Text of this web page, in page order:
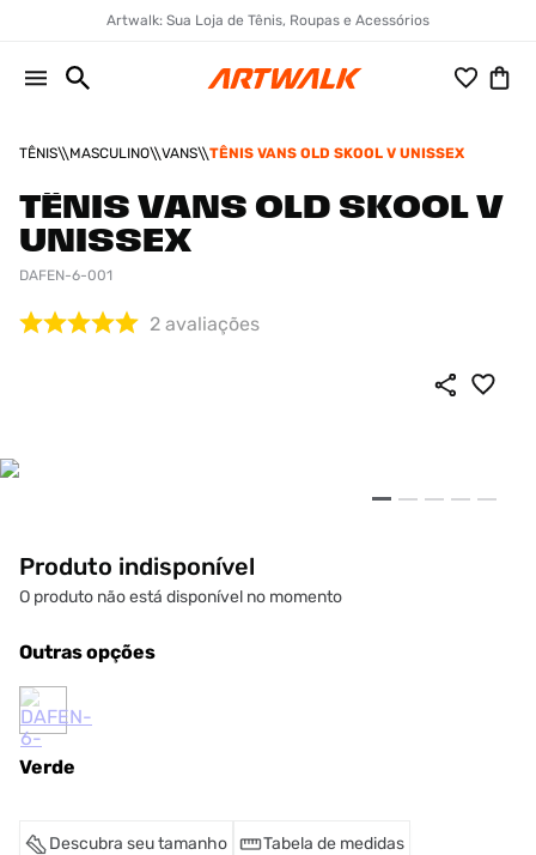
Artwalk: Sua Loja de Tênis, Roupas e Acessórios
TÊNIS MASCULINO VANS TÊNIS VANS OLD SKOOL V UNISSEX
TÊNIS VANS OLD SKOOL V
UNISSEX
DAFEN-6-001
2 avaliações
Produto indisponível
O produto não está disponível no momento
Outras opções
Verde
Descubra seu tamanho Tabela de medidas